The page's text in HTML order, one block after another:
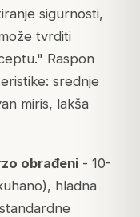
sigurnosti,
tvrditi
Raspon
srednje
miris, lakša
obrađeni - 10-
hladna